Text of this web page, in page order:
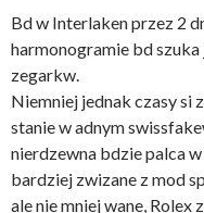
Bd w Interlaken przez 2
harmonogramie bd
zegarkw.
Niemniej jednak czasy si
stanie w adnym
nierdzewna bdzie palca
bardziej zwizane z mod
ale nie mniej wane, Rolex